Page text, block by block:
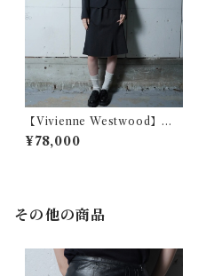
【Vivienne Westwood】ヴ
ィヴィアンウエストウッド ジ
ャケット・スカートセットア
¥78,000
その他の商品